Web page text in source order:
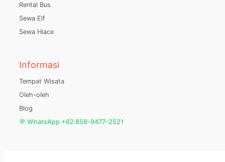
Rental Bus
Sewa Elf
Sewa Hiace
Informasi
Tempat Wisata
Oleh-oleh
Blog
💬 WhatsApp +62 858-9477-2521